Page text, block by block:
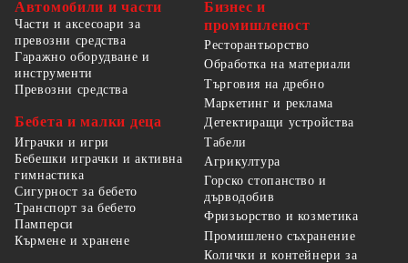
Автомобили и части
Части и аксесоари за
превозни средства
Гаражно оборудване и
инструменти
Превозни средства
Бебета и малки деца
Играчки и игри
Бебешки играчки и активна
гимнастика
Сигурност за бебето
Транспорт за бебето
Памперси
Кърмене и хранене
Бизнес и
промишленост
Ресторантьорство
Обработка на материали
Търговия на дребно
Маркетинг и реклама
Детектиращи устройства
Табели
Агрикултура
Горско стопанство и
дърводобив
Фризьорство и козметика
Промишлено съхранение
Колички и контейнери за